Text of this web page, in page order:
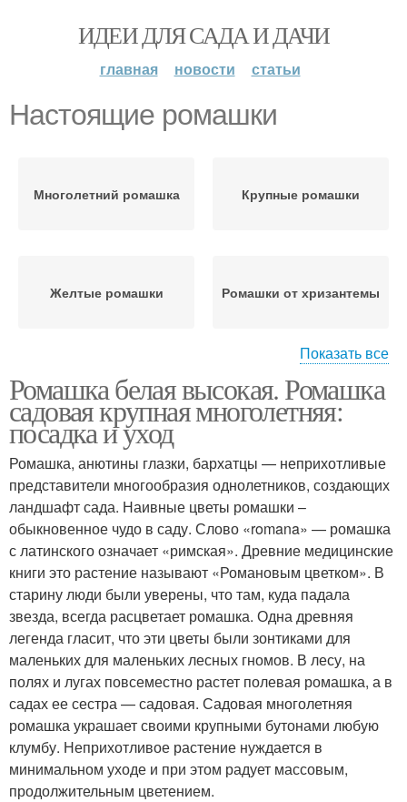
ИДЕИ ДЛЯ САДА И ДАЧИ
главная новости статьи
Настоящие ромашки
Многолетний ромашка Крупные ромашки
Желтые ромашки Ромашки от хризантемы
Многолетние ромашки Ромашки с фото
Садовая ромашка
Показать все
Ромашка белая высокая. Ромашка
садовая крупная многолетняя:
посадка и уход
Ромашка, анютины глазки, бархатцы — неприхотливые
представители многообразия однолетников, создающих
ландшафт сада. Наивные цветы ромашки –
обыкновенное чудо в саду. Слово «romana» — ромашка
с латинского означает «римская». Древние медицинские
книги это растение называют «Романовым цветком». В
старину люди были уверены, что там, куда падала
звезда, всегда расцветает ромашка. Одна древняя
легенда гласит, что эти цветы были зонтиками для
маленьких для маленьких лесных гномов. В лесу, на
полях и лугах повсеместно растет полевая ромашка, а в
садах ее сестра — садовая. Садовая многолетняя
ромашка украшает своими крупными бутонами любую
клумбу. Неприхотливое растение нуждается в
минимальном уходе и при этом радует массовым,
продолжительным цветением.